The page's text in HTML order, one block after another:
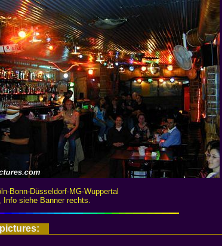
Bonn-Düsseldorf-MG-Wuppertal
siehe Banner rechts.
pictures: